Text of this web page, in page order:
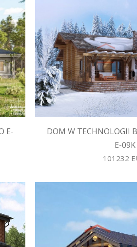
E-
DOM W TECHNOLOGII
E-09K
101232